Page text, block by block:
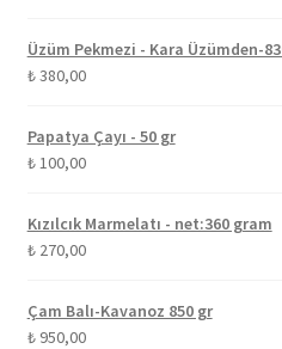
Üzüm Pekmezi - Kara Üzümden-
₺380,00
Papatya Çayı - 50 gr
₺100,00
Kızılcık Marmelatı - net:360 gram
₺270,00
Çam Balı-Kavanoz 850 gr
₺950,00